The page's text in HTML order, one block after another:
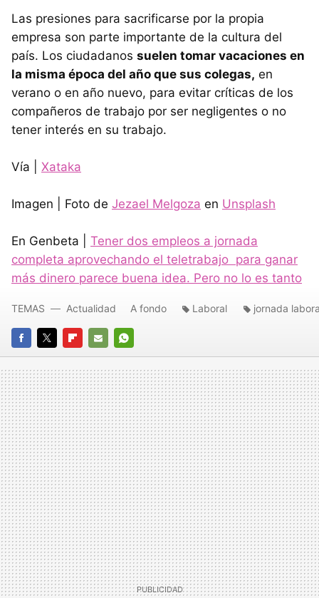
Las presiones para sacrificarse por la propia
empresa son parte importante de la cultura del
país. Los ciudadanos suelen tomar vacaciones en
la misma época del año que sus colegas, en
verano o en año nuevo, para evitar críticas de los
compañeros de trabajo por ser negligentes o no
tener interés en su trabajo.
Vía | Xataka
Imagen | Foto de Jezael Melgoza en Unsplash
En Genbeta | Tener dos empleos a jornada
completa aprovechando el teletrabajo para ganar
más dinero parece buena idea. Pero no lo es tanto
FACEBOOK
TWITTERFLIPBOARD
E-
MAIL
WHATSAPP
TEMAS Actualidad A fondo Laboral jornada